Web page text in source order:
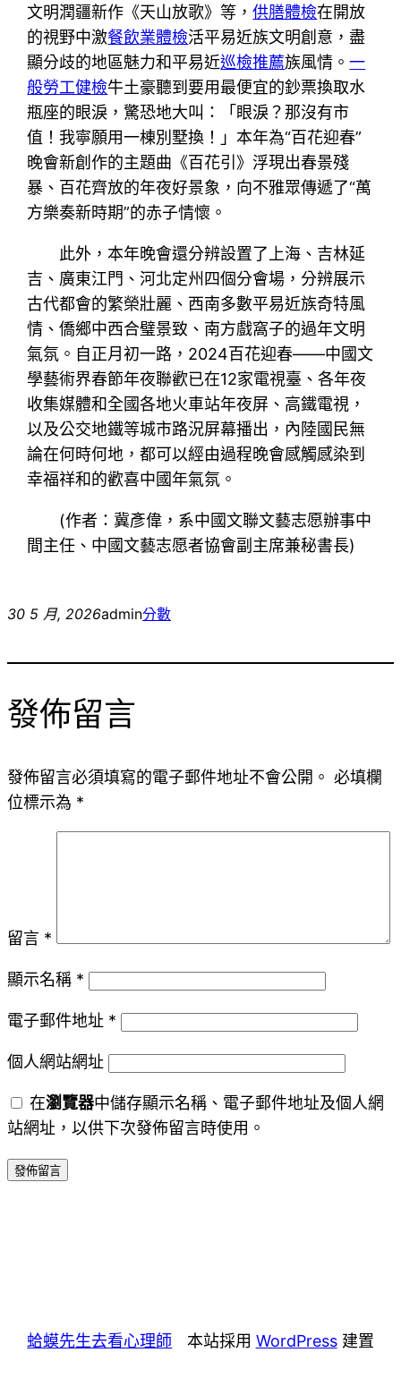
文明潤疆新作《天山放歌》等，供膳體檢在開放
的視野中激餐飲業體檢活平易近族文明創意，盡
顯分歧的地區魅力和平易近巡檢推薦族風情。一
般勞工健檢牛土豪聽到要用最便宜的鈔票換取水
瓶座的眼淚，驚恐地大叫：「眼淚？那沒有市
值！我寧願用一棟別墅換！」本年為“百花迎春”
晚會新創作的主題曲《百花引》浮現出春景殘
暴、百花齊放的年夜好景象，向不雅眾傳遞了“萬
方樂奏新時期”的赤子情懷。
此外，本年晚會還分辨設置了上海、吉林延
吉、廣東江門、河北定州四個分會場，分辨展示
古代都會的繁榮壯麗、西南多數平易近族奇特風
情、僑鄉中西合璧景致、南方戲窩子的過年文明
氣氛。自正月初一路，2024百花迎春——中國文
學藝術界春節年夜聯歡已在12家電視臺、各年夜
收集媒體和全國各地火車站年夜屏、高鐵電視，
以及公交地鐵等城市路況屏幕播出，內陸國民無
論在何時何地，都可以經由過程晚會感觸感染到
幸福祥和的歡喜中國年氣氛。
(作者：冀彥偉，系中國文聯文藝志愿辦事中
間主任、中國文藝志愿者協會副主席兼秘書長)
30 5 月, 2026admin分數
發佈留言
發佈留言必須填寫的電子郵件地址不會公開。 必填欄
位標示為 *
留言 *
顯示名稱 *
電子郵件地址 *
個人網站網址
在瀏覽器中儲存顯示名稱、電子郵件地址及個人網
站網址，以供下次發佈留言時使用。
蛤蟆先生去看心理師 本站採用 WordPress建置